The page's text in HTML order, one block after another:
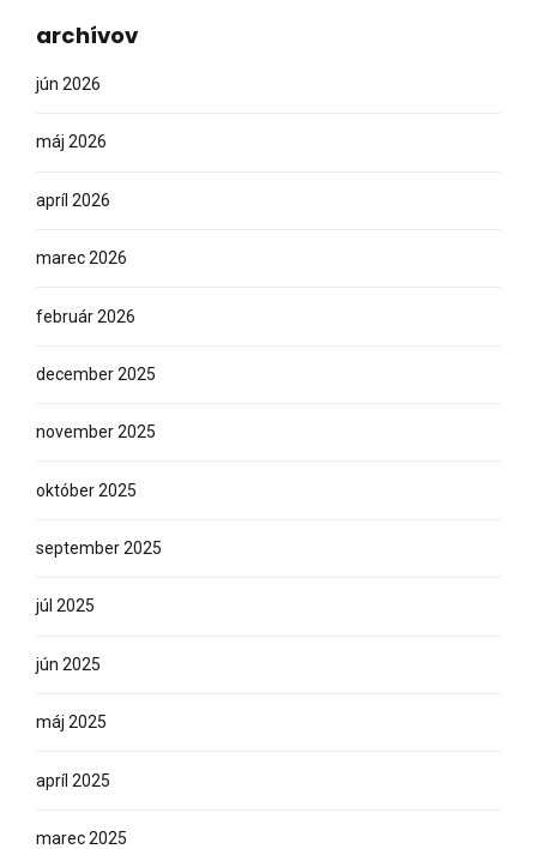
archívov
jún 2026
máj 2026
apríl 2026
marec 2026
február 2026
december 2025
november 2025
október 2025
september 2025
júl 2025
jún 2025
máj 2025
apríl 2025
marec 2025